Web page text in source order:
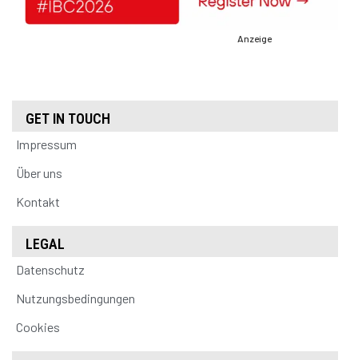
Anzeige
GET IN TOUCH
Impressum
Über uns
Kontakt
LEGAL
Datenschutz
Nutzungsbedingungen
Cookies